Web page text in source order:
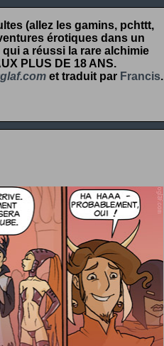
(allez les gamins, pchttt,
érotiques dans un
a réussi la rare alchimie
PLUS DE 18 ANS.
et traduit par Francis.